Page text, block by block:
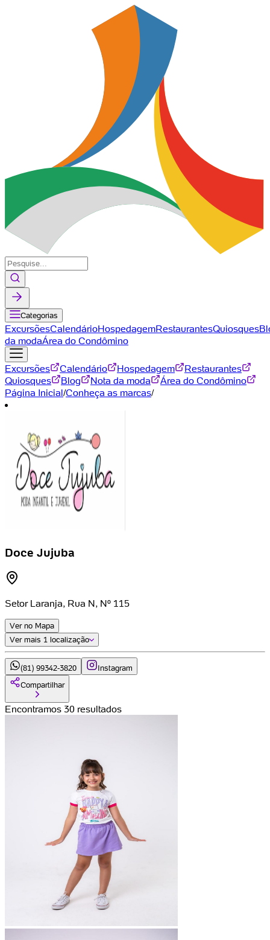
Categorias
ExcursõesCalendárioHospedagemRestaurantesQuiosques
da modaÁrea do Condômino
Excursões Calendário Hospedagem
Restaurantes
Quiosques
Blog Nota da moda
Área do Condômino
Página Inicial/Conheça as marcas/
Doce Jujuba
Setor Laranja, Rua N, Nº 115
Ver no Mapa
Ver mais 1 localização
(81) 99342-3820
Instagram
Compartilhar
Encontramos 30 resultados